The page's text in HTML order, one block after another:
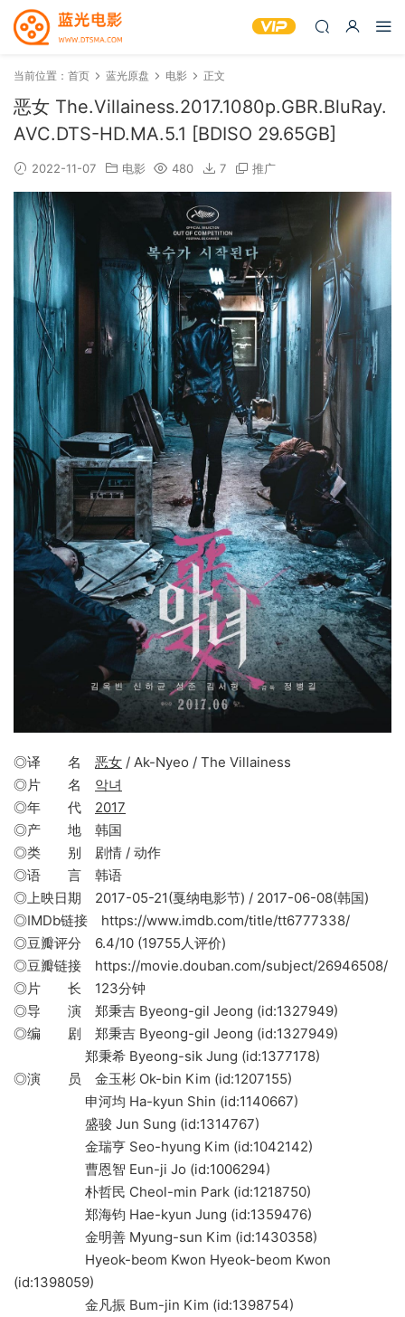
当前位置： 首页 蓝光原盘 电影 正文
恶女 The.Villainess.2017.1080p.GBR.BluRay.
AVC.DTS-HD.MA.5.1 [BDISO 29.65GB]
2022-11-07 电影 480 7 推广
◎译 名 恶女 / Ak-Nyeo / The Villainess
◎片 名 악녀
◎年 代 2017
◎产 地 韩国
◎类 别 剧情 / 动作
◎语 言 韩语
◎上映日期 2017-05-21(戛纳电影节) / 2017-06-08(韩国)
◎IMDb链接 https://www.imdb.com/title/tt6777338/
◎豆瓣评分 6.4/10 (19755人评价)
◎豆瓣链接 https://movie.douban.com/subject/26946508/
◎片 长 123分钟
◎导 演 郑秉吉 Byeong-gil Jeong (id:1327949)
◎编 剧 郑秉吉 Byeong-gil Jeong (id:1327949)
郑秉希 Byeong-sik Jung (id:1377178)
◎演 员 金玉彬 Ok-bin Kim (id:1207155)
申河均 Ha-kyun Shin (id:1140667)
盛骏 Jun Sung (id:1314767)
金瑞亨 Seo-hyung Kim (id:1042142)
曹恩智 Eun-ji Jo (id:1006294)
朴哲民 Cheol-min Park (id:1218750)
郑海钧 Hae-kyun Jung (id:1359476)
金明善 Myung-sun Kim (id:1430358)
Hyeok-beom Kwon Hyeok-beom Kwon
(id:1398059)
金凡振 Bum-jin Kim (id:1398754)